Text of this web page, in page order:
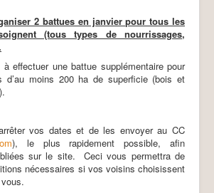
2 battues en janvier pour tous les
(tous types de nourrissages,
à effectuer une battue supplémentaire pour
d’au moins 200 ha de superficie (bois et
vos dates et de les envoyer au CC
), le plus rapidement possible, afin
sur le site.
Ceci vous permettra de
nécessaires si vos voisins choisissent